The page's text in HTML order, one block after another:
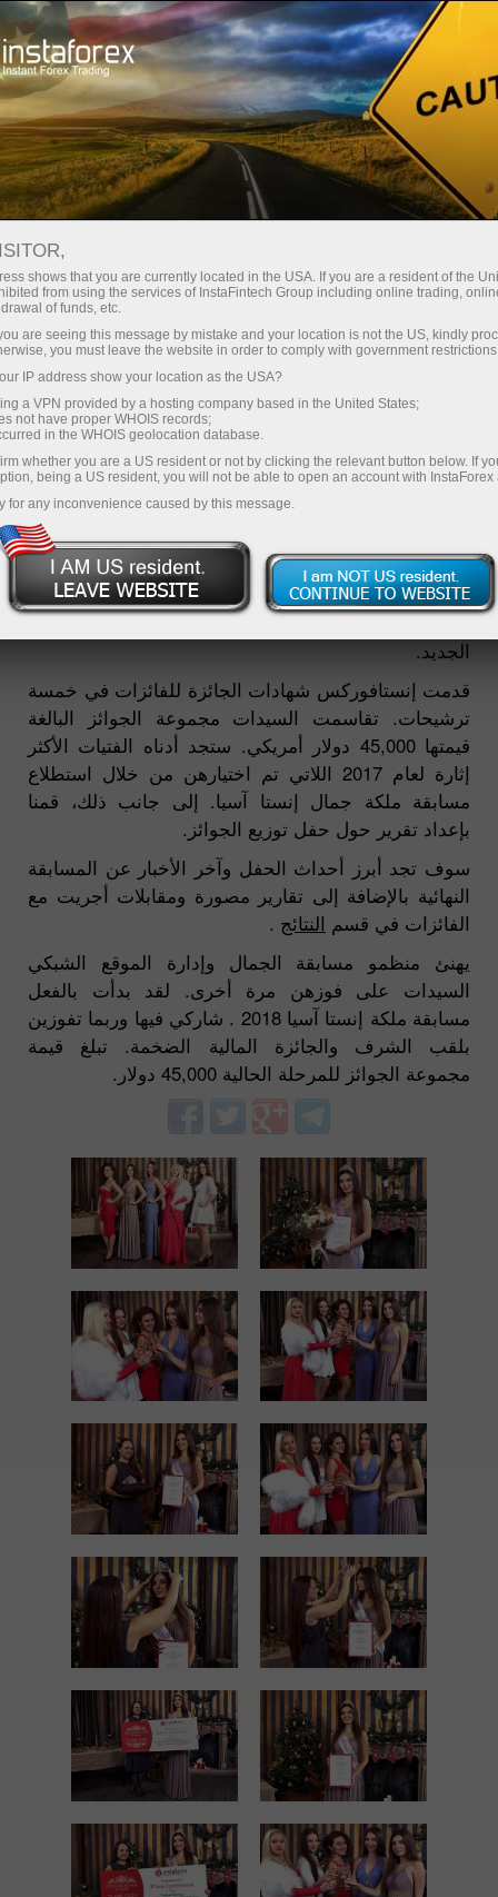
المسابقات
Miss InstaForex
مسابقة ملكة جمال إنستا آسيا 2017
مسابقة ملكة جمال إنستا آسيا
2017
فتح حساب تداول
فتح حساب تجريبي
انتهى الموسم الثامن من مسابقة الجمال الدولية "ملكة
جمال إنستا آسيا" في 1 أكتوبر 2017. تم منح الجوائز
للسيدات الفائقة الجمال في حفل رائع قبل حلول العام
الجديد.
قدمت إنستافوركس شهادات الجائزة للفائزات في خمسة
ترشيحات. تقاسمت السيدات مجموعة الجوائز البالغة
قيمتها 45,000 دولار أمريكي. ستجد أدناه الفتيات الأكثر
إثارة لعام 2017 اللاتي تم اختيارهن من خلال استطلاع
مسابقة ملكة جمال إنستا آسيا. إلى جانب ذلك، قمنا
بإعداد تقرير حول حفل توزيع الجوائز.
سوف تجد أبرز أحداث الحفل وآخر الأخبار عن المسابقة
النهائية بالإضافة إلى تقارير مصورة ومقابلات أجريت مع
الفائزات في قسم النتائج .
يهنئ منظمو مسابقة الجمال وإدارة الموقع الشبكي
السيدات على فوزهن مرة أخرى. لقد بدأت بالفعل
مسابقة ملكة إنستا آسيا 2018 . شاركي فيها وربما تفوزين
بلقب الشرف والجائزة المالية الضخمة. تبلغ قيمة
مجموعة الجوائز للمرحلة الحالية 45,000 دولار.
shows that you are currently located in the USA. If you are a resident of the
from using the services of InstaFintech Group including online trading,
of funds, etc.
are seeing this message by mistake and your location is not the US, kindly
you must leave the website in order to comply with government
IP address show your location as the USA?
a VPN provided by a hosting company based in the United States;
not have proper WHOIS records;
in the WHOIS geolocation database.
whether you are a US resident or not by clicking the relevant button below. If
being a US resident, you will not be able to open an account with InstaForex
for any inconvenience caused by this message.